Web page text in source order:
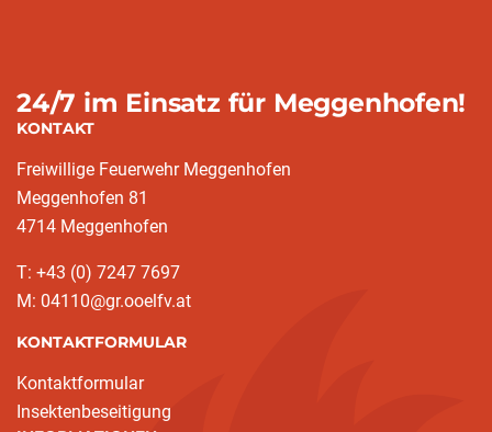
24/7 im Einsatz für Meggenhofen!
KONTAKT
Freiwillige Feuerwehr Meggenhofen
Meggenhofen 81
4714 Meggenhofen
T: +43 (0) 7247 7697
M: 04110@gr.ooelfv.at
KONTAKTFORMULAR
Kontaktformular
Insektenbeseitigung